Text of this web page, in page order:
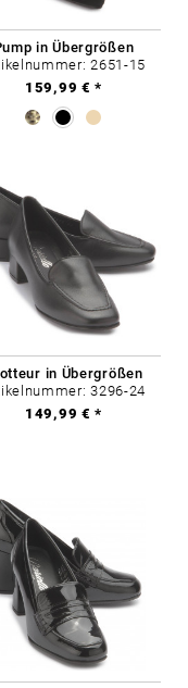
in Übergrößen
2651-15
159,99 € *
in Übergrößen
3296-24
149,99 € *